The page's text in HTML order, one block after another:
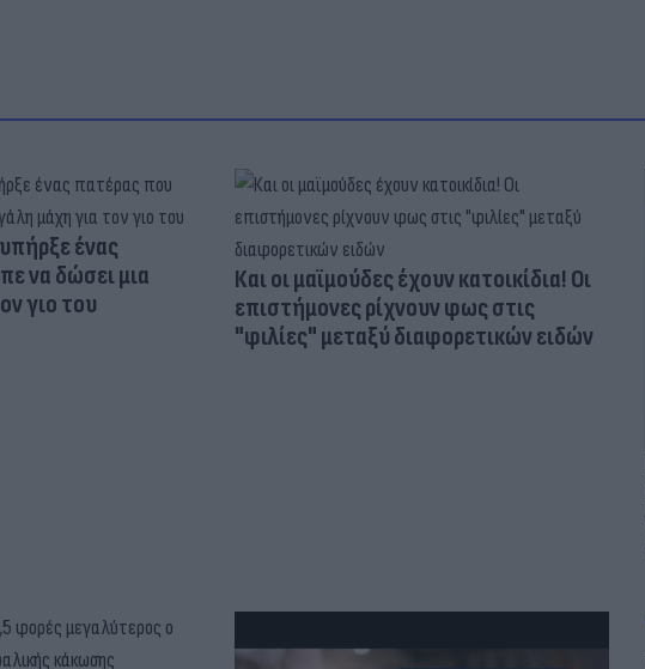
ένας
να δώσει μια
γιο του
Και οι μαϊμούδες έχουν κατοικίδια! Οι
επιστήμονες ρίχνουν φως στις
"φιλίες" μεταξύ διαφορετικών ειδών